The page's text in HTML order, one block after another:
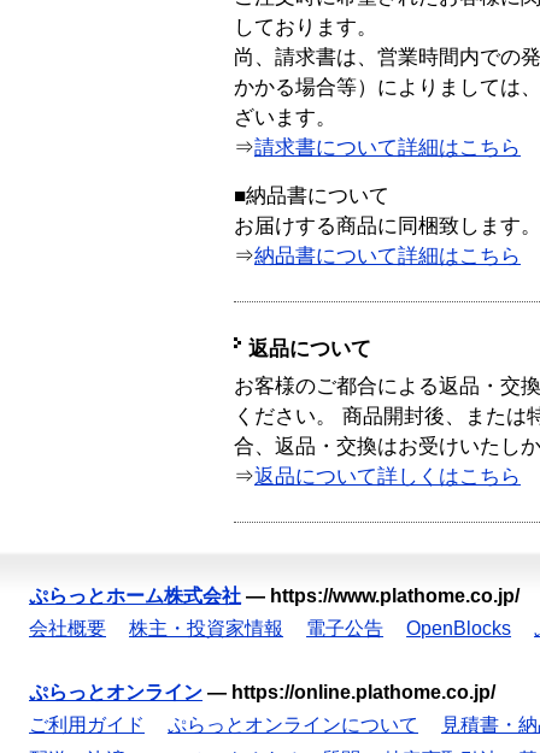
しております。
尚、請求書は、営業時間内での
かかる場合等）によりましては
ざいます。
⇒請求書について詳細はこちら
■納品書について
お届けする商品に同梱致します。
⇒納品書について詳細はこちら
返品について
お客様のご都合による返品・交
ください。 商品開封後、または
合、返品・交換はお受けいたし
⇒返品について詳しくはこちら
ぷらっとホーム株式会社 — https://www.plathome.co.jp/
会社概要
株主・投資家情報 電子公告 OpenBlocks
ぷらっとオンライン — https://online.plathome.co.jp/
ご利用ガイド
ぷらっとオンラインについて
見積書・